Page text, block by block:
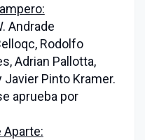
Andrade
Rodolfo
Adrian Pallotta,
Javier Pinto Kramer.
aprueba por
Aparte: